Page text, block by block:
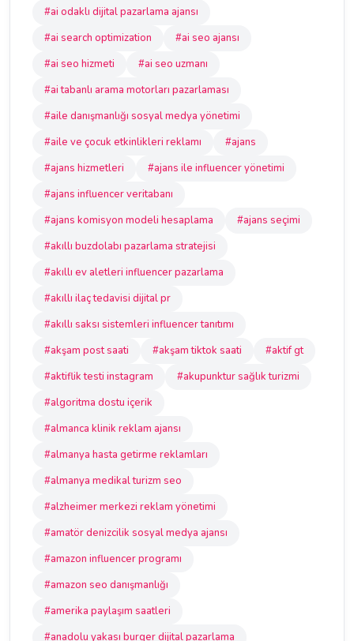
#ai odaklı dijital pazarlama ajansı
#ai search optimization
#ai seo ajansı
#ai seo hizmeti
#ai seo uzmanı
#ai tabanlı arama motorları pazarlaması
#aile danışmanlığı sosyal medya yönetimi
#aile ve çocuk etkinlikleri reklamı
#ajans
#ajans hizmetleri
#ajans ile influencer yönetimi
#ajans influencer veritabanı
#ajans komisyon modeli hesaplama
#ajans seçimi
#akıllı buzdolabı pazarlama stratejisi
#akıllı ev aletleri influencer pazarlama
#akıllı ilaç tedavisi dijital pr
#akıllı saksı sistemleri influencer tanıtımı
#akşam post saati
#akşam tiktok saati
#aktif gt
#aktiflik testi instagram
#akupunktur sağlık turizmi
#algoritma dostu içerik
#almanca klinik reklam ajansı
#almanya hasta getirme reklamları
#almanya medikal turizm seo
#alzheimer merkezi reklam yönetimi
#amatör denizcilik sosyal medya ajansı
#amazon influencer programı
#amazon seo danışmanlığı
#amerika paylaşım saatleri
#anadolu yakası burger dijital pazarlama